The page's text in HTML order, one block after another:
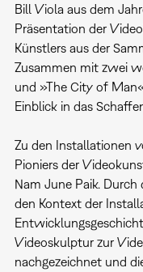
Bill Viola aus dem
Präsentation der
Künstlers aus der
Zusammen mit zwei
und »The City of
Einblick in das
Zu den Installationen
Pioniers der
Nam June Paik.
den Kontext der
Videoskulptur zur
nachgezeichnet und